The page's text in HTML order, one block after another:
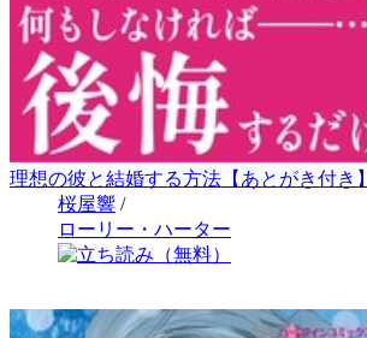
理想の彼と結婚する方法【あとがき付き】
桜屋響 /
ローリー・ハーター